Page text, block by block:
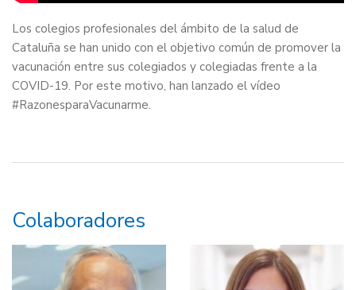
Los colegios profesionales del ámbito de la salud de
Cataluña se han unido con el objetivo común de promover la
vacunación entre sus colegiados y colegiadas frente a la
COVID-19. Por este motivo, han lanzado el vídeo
#RazonesparaVacunarme.
Colaboradores